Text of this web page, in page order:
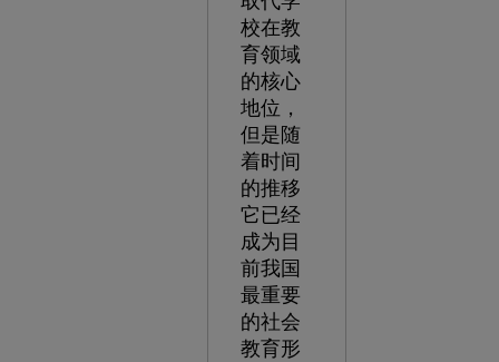
校在教
育领域
的核心
地位，
但是随
着时间
的推移
它已经
成为目
前我国
最重要
的社会
教育形